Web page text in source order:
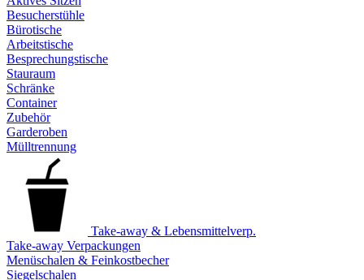
Besucherstühle
Bürotische
Arbeitstische
Besprechungstische
Stauraum
Schränke
Container
Zubehör
Garderoben
Mülltrennung
Take-away & Lebensmittelverp.
Take-away Verpackungen
Menüschalen & Feinkostbecher
Siegelschalen